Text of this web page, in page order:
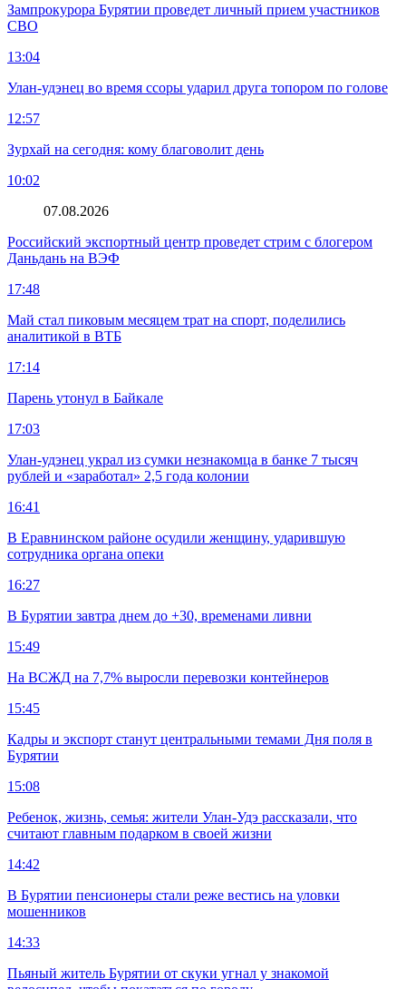
Зампрокурора Бурятии проведет личный прием участников
СВО
13:04
Улан-удэнец во время ссоры ударил друга топором по голове
12:57
Зурхай на сегодня: кому благоволит день
10:02
07.08.2026
Российский экспортный центр проведет стрим с блогером
Даньдань на ВЭФ
17:48
Май стал пиковым месяцем трат на спорт, поделились
аналитикой в ВТБ
17:14
Парень утонул в Байкале
17:03
Улан-удэнец украл из сумки незнакомца в банке 7 тысяч
рублей и «заработал» 2,5 года колонии
16:41
В Еравнинском районе осудили женщину, ударившую
сотрудника органа опеки
16:27
В Бурятии завтра днем до +30, временами ливни
15:49
На ВСЖД на 7,7% выросли перевозки контейнеров
15:45
Кадры и экспорт станут центральными темами Дня поля в
Бурятии
15:08
Ребенок, жизнь, семья: жители Улан-Удэ рассказали, что
считают главным подарком в своей жизни
14:42
В Бурятии пенсионеры стали реже вестись на уловки
мошенников
14:33
Пьяный житель Бурятии от скуки угнал у знакомой